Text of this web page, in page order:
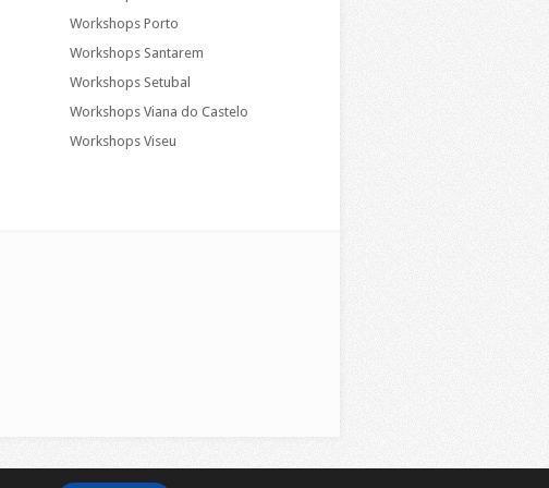
Workshops Porto
Workshops Santarem
Workshops Setubal
Workshops Viana do Castelo
Workshops Viseu